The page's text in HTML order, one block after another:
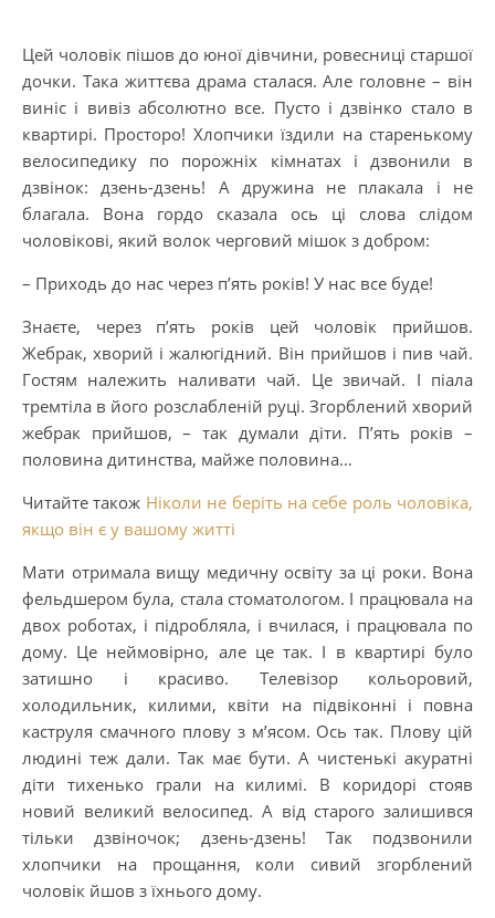
Цей чоловік пішов до юної дівчини, ровесниці старшої
дочки. Така життєва драма сталася. Але головне – він
виніс і вивіз абсолютно все. Пусто і дзвінко стало в
квартирі. Просторо! Хлопчики їздили на старенькому
велосипедику по порожніх кімнатах і дзвонили в
дзвінок: дзень-дзень! А дружина не плакала і не
благала. Вона гордо сказала ось ці слова слідом
чоловікові, який волок черговий мішок з добром:
– Приходь до нас через п’ять років! У нас все буде!
Знаєте, через п’ять років цей чоловік прийшов.
Жебрак, хворий і жалюгідний. Він прийшов і пив чай.
Гостям належить наливати чай. Це звичай. І піала
тремтіла в його розслабленій руці. Згорблений хворий
жебрак прийшов, – так думали діти. П’ять років –
половина дитинства, майже половина…
Читайте також Ніколи не беріть на себе роль чоловіка,
якщо він є у вашому житті
Мати отримала вищу медичну освіту за ці роки. Вона
фельдшером була, стала стоматологом. І працювала на
двох роботах, і підробляла, і вчилася, і працювала по
дому. Це неймовірно, але це так. І в квартирі було
затишно і красиво. Телевізор кольоровий,
холодильник, килими, квіти на підвіконні і повна
каструля смачного плову з м’ясом. Ось так. Плову цій
людині теж дали. Так має бути. А чистенькі акуратні
діти тихенько грали на килимі. В коридорі стояв
новий великий велосипед. А від старого залишився
тільки дзвіночок; дзень-дзень! Так подзвонили
хлопчики на прощання, коли сивий згорблений
чоловік йшов з їхнього дому.